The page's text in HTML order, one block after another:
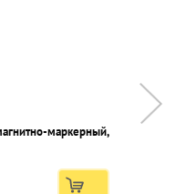
маркерный,